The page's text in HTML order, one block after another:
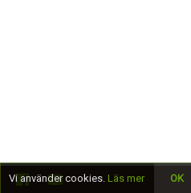
Vi använder cookies. Läs mer OK